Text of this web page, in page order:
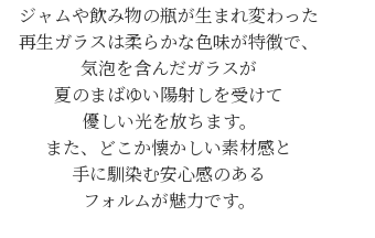
ジャムや飲み物の瓶が生まれ変わった
再生ガラスは柔らかな色味が特徴で、
気泡を含んだガラスが
夏のまばゆい陽射しを受けて
優しい光を放ちます。
また、どこか懐かしい素材感と
手に馴染む安心感のある
フォルムが魅力です。